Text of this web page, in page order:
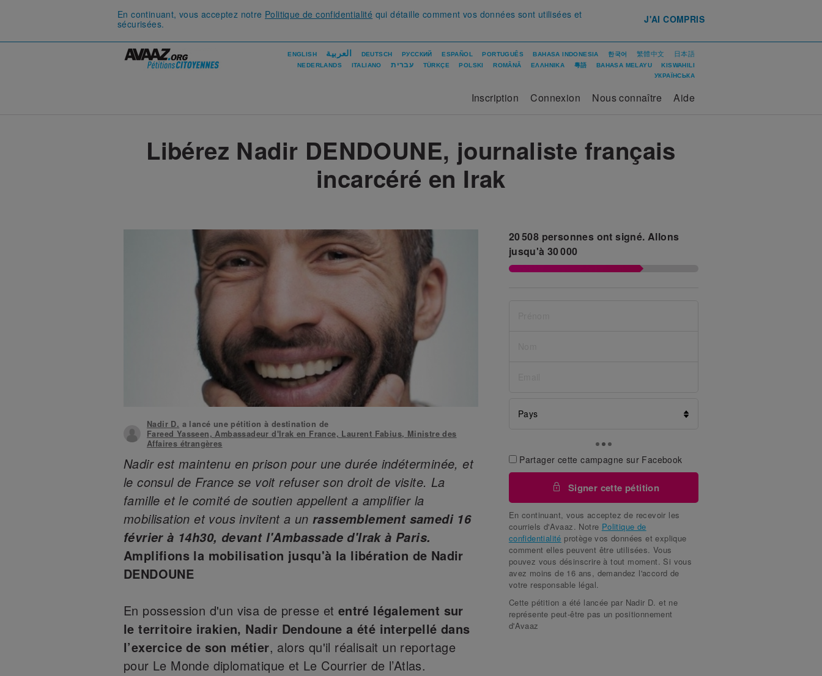
En continuant, vous acceptez notre Politique de confidentialité qui détaille comment vos données sont utilisées et
sécurisées.
J'AI COMPRIS
ENGLISH العربية DEUTSCH РУССКИЙ ESPAÑOL PORTUGUÊS BAHASA INDONESIA 한국어 繁體中文 日本語
NEDERLANDS ITALIANO עברית TÜRKÇE POLSKI ROMÂNĂ ΕΛΛΗΝΙΚΑ 粵語 BAHASA MELAYU
KISWAHILI
УКРАЇНСЬКА
Inscription Connexion Nous connaître Aide
Libérez Nadir DENDOUNE, journaliste français
incarcéré en Irak
20 508 personnes ont signé.Allons
jusqu'à30 000
Partager cette campagne sur Facebook
Signer cette pétition
En continuant, vous acceptez de recevoir les
courriels d'Avaaz. Notre Politique de
confidentialité protège vos données et explique
comment elles peuvent être utilisées. Vous
pouvez vous désinscrire à tout moment. Si vous
avez moins de 16 ans, demandez l'accord de
votre responsable légal.
Cette pétition a été lancée par Nadir D. et ne
représente peut-être pas un positionnement
d'Avaaz
Nadir D. a lancé une pétition à destination de
Fareed Yasseen, Ambassadeur d'Irak en France, Laurent Fabius, Ministre des
Affaires étrangères
Nadir est maintenu en prison pour une durée indéterminée, et
le consul de France se voit refuser son droit de visite. La
famille et le comité de soutien appellent a amplifier la
mobilisation et vous invitent a un rassemblement samedi 16
février à 14h30, devant l'Ambassade d'Irak à Paris.
Amplifions la mobilisation jusqu'à la libération de Nadir
DENDOUNE
En possession d'un visa de presse et entré légalement sur
le territoire irakien, Nadir Dendoune a été interpellé dans
l’exercice de son métier, alors qu'il réalisait un reportage
pour Le Monde diplomatique et Le Courrier de l’Atlas.